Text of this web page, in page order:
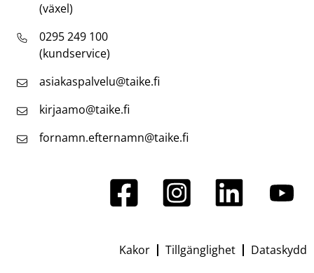
(växel)
0295 249 100
(kundservice)
asiakaspalvelu@taike.fi
kirjaamo@taike.fi
fornamn.efternamn@taike.fi
Kakor Tillgänglighet Dataskydd